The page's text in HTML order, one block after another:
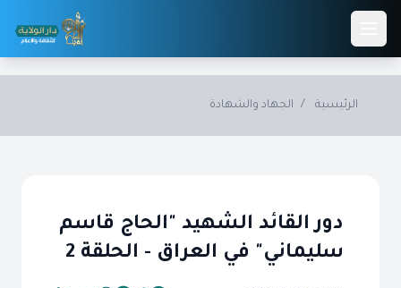
Skip to main content
الرئيسية / الجهاد والشهادة
دور القائد الشهيد "الحاج قاسم
سليماني" في العراق - الحلقة 2